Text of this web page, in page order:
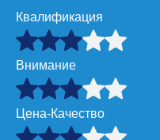
Квалификация
Внимание
Цена-Качество